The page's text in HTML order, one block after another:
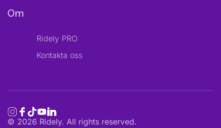
Om
Ridely PRO
Kontakta oss
© 2026 Ridely. All rights reserved.